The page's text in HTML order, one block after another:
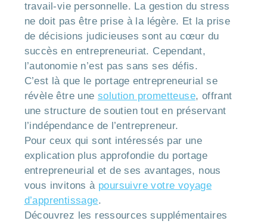
travail-vie personnelle. La gestion du stress
ne doit pas être prise à la légère. Et la prise
de décisions judicieuses sont au cœur du
succès en entrepreneuriat. Cependant,
l’autonomie n’est pas sans ses défis.
C’est là que le portage entrepreneurial se
révèle être une solution prometteuse, offrant
une structure de soutien tout en préservant
l’indépendance de l’entrepreneur.
Pour ceux qui sont intéressés par une
explication plus approfondie du portage
entrepreneurial et de ses avantages, nous
vous invitons à poursuivre votre voyage
d’apprentissage.
Découvrez les ressources supplémentaires